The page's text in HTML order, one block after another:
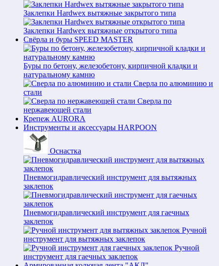
Заклепки Hardwex вытяжные закрытого типа
Заклепки Hardwex вытяжные открытого типа
Свёрла и буры SPEED MASTER
Буры по бетону, железобетону, кирпичной кладки и
натуральному камню
Сверла по алюминию и
стали
Сверла по
нержавеющей стали
Крепеж AURORA
Инструменты и аксессуары HARPOON
Оснастка
Пневмогидравлический инструмент для вытяжных
заклепок
Пневмогидравлический инструмент для гаечных
заклепок
Ручной
инструмент для вытяжных заклепок
Ручной
инструмент для гаечных заклепок